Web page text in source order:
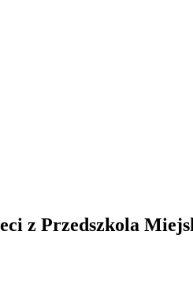
z Przedszkola